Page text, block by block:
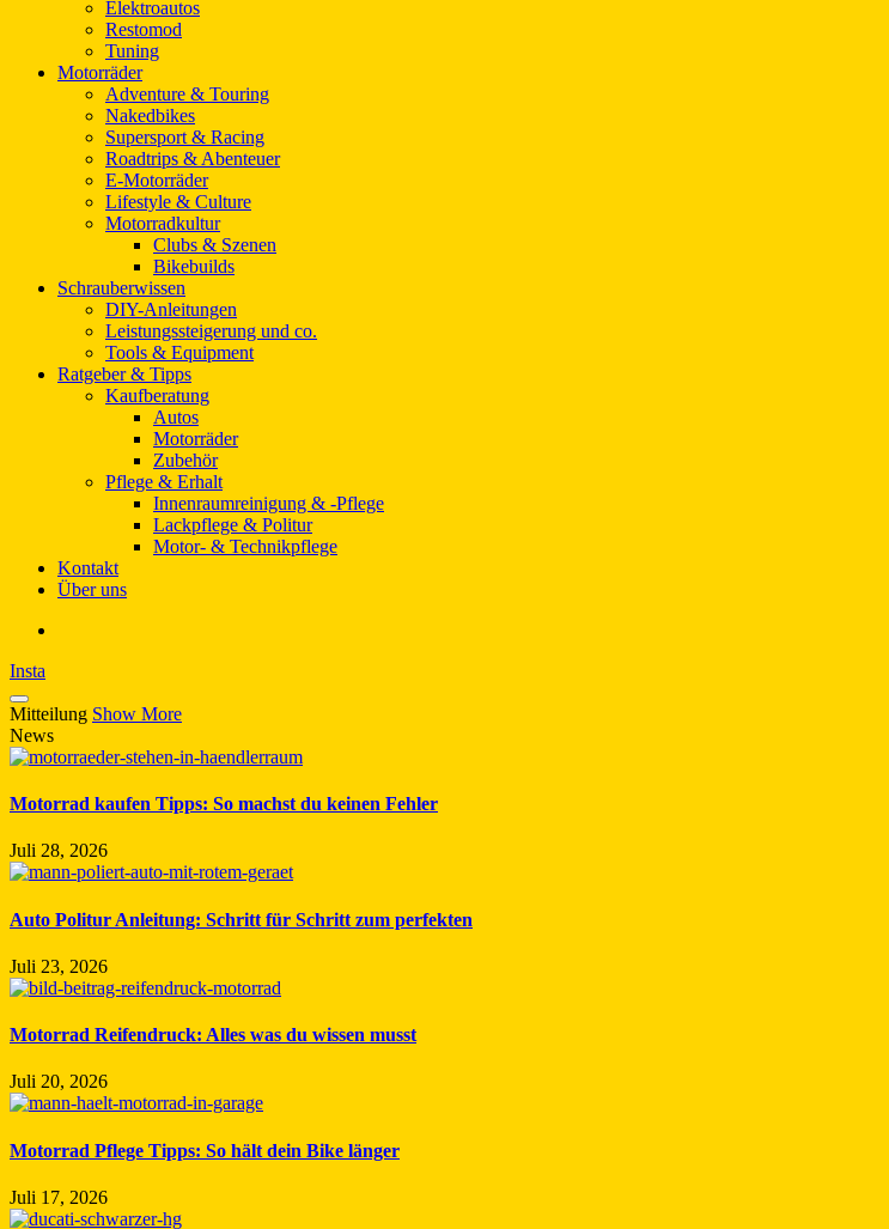
Elektroautos
Restomod
Tuning
Motorräder
Adventure & Touring
Nakedbikes
Supersport & Racing
Roadtrips & Abenteuer
E-Motorräder
Lifestyle & Culture
Motorradkultur
Clubs & Szenen
Bikebuilds
Schrauberwissen
DIY-Anleitungen
Leistungssteigerung und co.
Tools & Equipment
Ratgeber & Tipps
Kaufberatung
Autos
Motorräder
Zubehör
Pflege & Erhalt
Innenraumreinigung & -Pflege
Lackpflege & Politur
Motor- & Technikpflege
Kontakt
Über uns
Insta
Mitteilung Show More
News
Motorrad kaufen Tipps: So machst du keinen Fehler
Juli 28, 2026
Auto Politur Anleitung: Schritt für Schritt zum perfekten
Juli 23, 2026
Motorrad Reifendruck: Alles was du wissen musst
Juli 20, 2026
Motorrad Pflege Tipps: So hält dein Bike länger
Juli 17, 2026